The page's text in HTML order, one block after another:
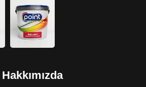
Hakkımızda